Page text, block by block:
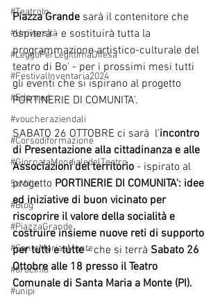
#TeatroIn
#Università
#LeggoPerLegittimaDifesa
#FestivalInventaria2024
#Edenred
#voucheraziendali
#Corsodiformazione
#GiornataMondialedelTeatro
5xMille
#Blog
#PiazzaGrande
#SantaMariaaMonte
#tirocinio
#unipi
Piazza Grande sarà il contenitore che
ospiterà - e sostituirà tutta la
programmazione artistico-culturale del
teatro di Bo' - per i prossimi mesi tutti
gli eventi che si ispirano al progetto
PORTINERIE DI COMUNITA'.
SABATO 26 OTTOBRE ci sarà  l'incontro
di Presentazione alla cittadinanza e alle
Associazioni del territorio - ispirato al
progetto PORTINERIE DI COMUNITA': idee
ed iniziative di buon vicinato per
riscoprire il valore della socialità e
costruire insieme nuove reti di supporto
per tutti e tutte - che si terrà Sabato 26
Ottobre alle 18 presso il Teatro
Comunale di Santa Maria a Monte (PI).